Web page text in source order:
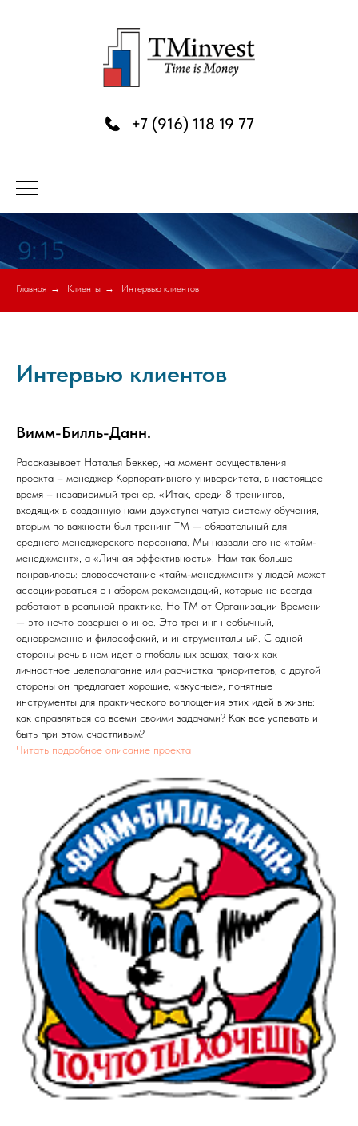
+7 (916) 118 19 77
Главная → Клиенты → Интервью клиентов
Интервью клиентов
Вимм-Билль-Данн.
Рассказывает Наталья Беккер, на момент осуществления
проекта – менеджер Корпоративного университета, в настоящее
время – независимый тренер. «Итак, среди 8 тренингов,
входящих в созданную нами двухступенчатую систему обучения,
вторым по важности был тренинг ТМ — обязательный для
среднего менеджерского персонала. Мы назвали его не «тайм-
менеджмент», а «Личная эффективность». Нам так больше
понравилось: словосочетание «тайм-менеджмент» у людей может
ассоциироваться с набором рекомендаций, которые не всегда
работают в реальной практике. Но ТМ от Организации Времени
— это нечто совершено иное. Это тренинг необычный,
одновременно и философский, и инструментальный. С одной
стороны речь в нем идет о глобальных вещах, таких как
личностное целеполагание или расчистка приоритетов; с другой
стороны он предлагает хорошие, «вкусные», понятные
инструменты для практического воплощения этих идей в жизнь:
как справляться со всеми своими задачами? Как все успевать и
быть при этом счастливым?
Читать подробное описание проекта